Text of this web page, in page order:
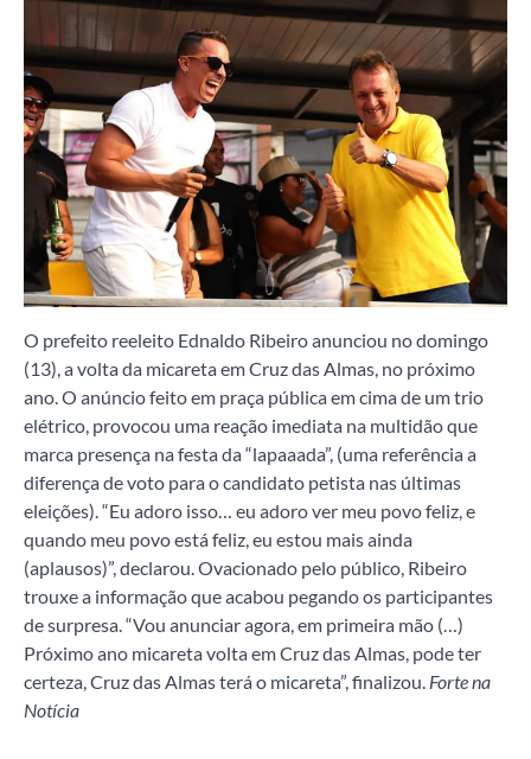
O prefeito reeleito Ednaldo Ribeiro anunciou no domingo
(13), a volta da micareta em Cruz das Almas, no próximo
ano. O anúncio feito em praça pública em cima de um trio
elétrico, provocou uma reação imediata na multidão que
marca presença na festa da “lapaaada”, (uma referência a
diferença de voto para o candidato petista nas últimas
eleições). “Eu adoro isso… eu adoro ver meu povo feliz, e
quando meu povo está feliz, eu estou mais ainda
(aplausos)”, declarou. Ovacionado pelo público, Ribeiro
trouxe a informação que acabou pegando os participantes
de surpresa. “Vou anunciar agora, em primeira mão (…)
Próximo ano micareta volta em Cruz das Almas, pode ter
certeza, Cruz das Almas terá o micareta”, finalizou. Forte na
Notícia